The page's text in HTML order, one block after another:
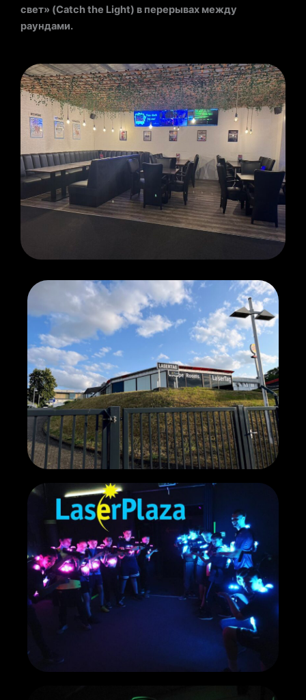
свет» (Catch the Light) в перерывах между
раундами.